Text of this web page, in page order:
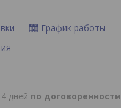
График работы
дней по договоренности